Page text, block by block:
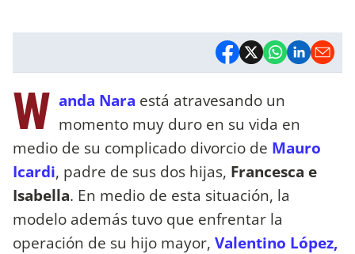
W anda Nara está atravesando un
momento muy duro en su vida en
medio de su complicado divorcio de Mauro
Icardi, padre de sus dos hijas, Francesca e
Isabella. En medio de esta situación, la
modelo además tuvo que enfrentar la
operación de su hijo mayor, Valentino López,